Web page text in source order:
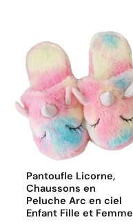
Pantoufle Licorne,
Chaussons en
Peluche Arc en ciel
Enfant Fille et Femme